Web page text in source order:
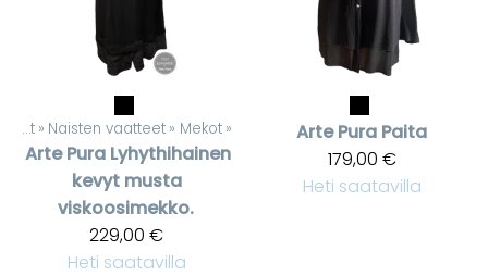
Tuotteet ‪» Naisten vaatteet ‪» Mekot ‪»
Arte Pura Lyhythihainen
kevyt musta
viskoosimekko.
229,00 €
Heti saatavilla
Arte Pura Paita
179,00 €
Heti saatavilla